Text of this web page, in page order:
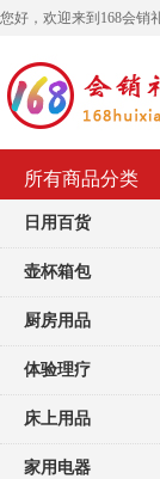
您好，欢迎来到168会销
所有商品分类
日用百货
壶杯箱包
厨房用品
体验理疗
床上用品
家用电器